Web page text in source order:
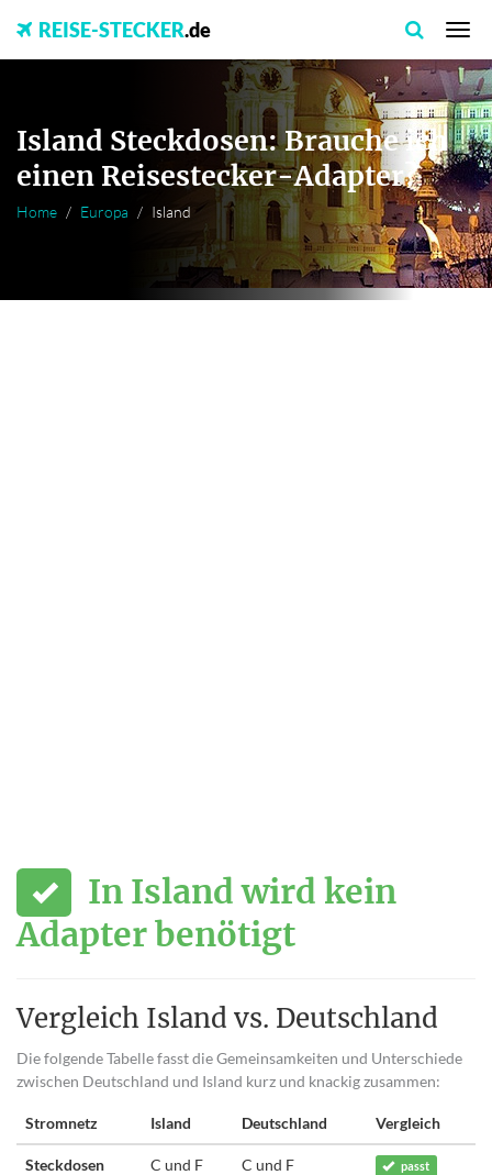
REISE-STECKER.de
Island Steckdosen: Brauche ich
einen Reisestecker-Adapter?
Home Europa Island
In Island wird kein
Adapter benötigt
Vergleich Island vs. Deutschland
Die folgende Tabelle fasst die Gemeinsamkeiten und Unterschiede
zwischen Deutschland und Island kurz und knackig zusammen:
Stromnetz Island Deutschland Vergleich
Steckdosen C und F C und F passt